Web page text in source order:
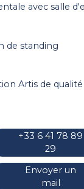
avec salle
de standing
Artis de qualité
+33 6 41 78 89
29
Envoyer un
mail